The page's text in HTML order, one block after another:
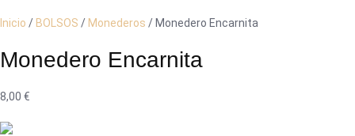
Inicio / BOLSOS / Monederos / Monedero Encarnita
Monedero Encarnita
8,00 €